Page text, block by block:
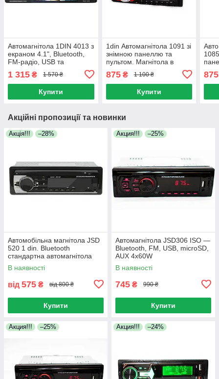
Автомагнітола 1DIN 4013 з
екраном 4.1", Bluetooth,
FM-радіо, USB та
заднього огляду
1 315 ₴ 1 570 ₴
Купити
1din Автомагнітола 1091 зі
знімною панеллю та
пультом. Магнітола в
машину 4x50W USB + FM
+ AUX
875₴ 1 100 ₴
Купити
875
Акційні пропозиції та новинки
Акція!!! –28%
Автомобільна магнітола JSD
520 1 din. Bluetooth
стандартна автомагнітола
4х60 Вт із пультом
В наявності
від 575 ₴ від 800 ₴
Купити
Акция!!! –25%
Автомагнітола JSD306 ISO —
Bluetooth, FM, USB, microSD,
AUX 4x60W
В наявності
745 ₴ 990 ₴
Купити
Акция!!! –25% Акция!!! –24%